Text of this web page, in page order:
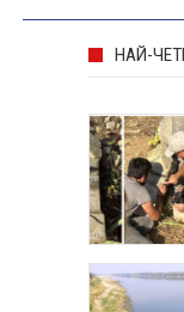
НАЙ-